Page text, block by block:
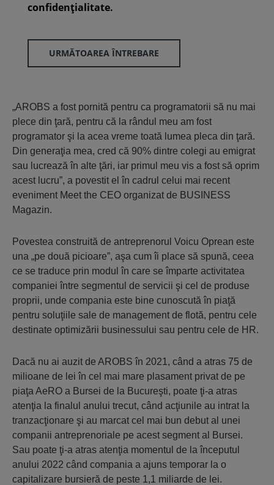
confidenţialitate.
URMĂTOAREA ÎNTREBARE
„AROBS a fost pornită pentru ca programatorii să nu mai
plece din ţară, pentru că la rândul meu am fost
programator şi la acea vreme toată lumea pleca din ţară.
Din generaţia mea, cred că 90% dintre colegi au emigrat
sau lucrează în alte ţări, iar primul meu vis a fost să oprim
acest lucru”, a povestit el în cadrul celui mai recent
eveniment Meet the CEO organizat de BUSINESS
Magazin.
Povestea construită de antreprenorul Voicu Oprean este
una „pe două picioare”, aşa cum îi place să spună, ceea
ce se traduce prin modul în care se împarte activitatea
companiei între segmentul de servicii şi cel de produse
proprii, unde compania este bine cunoscută în piaţă
pentru soluţiile sale de management de flotă, pentru cele
destinate optimizării businessului sau pentru cele de HR.
Dacă nu ai auzit de AROBS în 2021, când a atras 75 de
milioane de lei în cel mai mare plasament privat de pe
piaţa AeRO a Bursei de la Bucureşti, poate ţi-a atras
atenţia la finalul anului trecut, când acţiunile au intrat la
tranzacţionare şi au marcat cel mai bun debut al unei
companii antreprenoriale pe acest segment al Bursei.
Sau poate ţi-a atras atenţia momentul de la începutul
anului 2022 când compania a ajuns temporar la o
capitalizare bursieră de peste 1,1 miliarde de lei.